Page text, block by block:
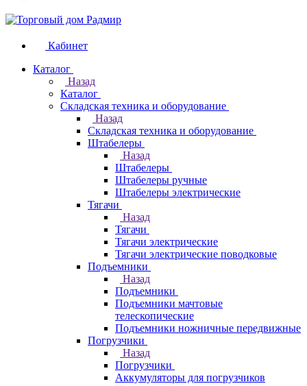
Кабинет
Каталог
Назад
Каталог
Складская техника и оборудование
Назад
Складская техника и оборудование
Штабелеры
Назад
Штабелеры
Штабелеры ручные
Штабелеры электрические
Тягачи
Назад
Тягачи
Тягачи электрические
Тягачи электрические поводковые
Подъемники
Назад
Подъемники
Подъемники мачтовые
телескопические
Подъемники ножничные передвижные
Погрузчики
Назад
Погрузчики
Аккумуляторы для погрузчиков